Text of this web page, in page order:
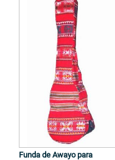
Funda de Awayo para